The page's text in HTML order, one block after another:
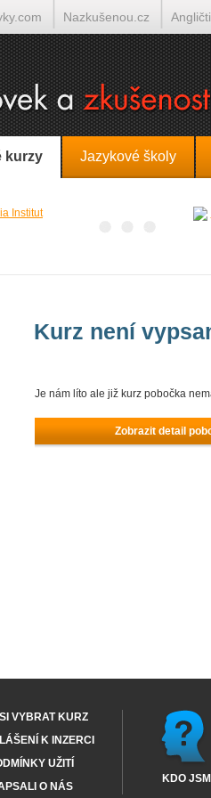
kurzy Jazykové školy
Kurz není
Je nám líto ale již kurz pobočka
Zobrazit detail
VYBRAT KURZ
K INZERCI
UŽITÍ
O NÁS
KDO
Nazkušenou.cz